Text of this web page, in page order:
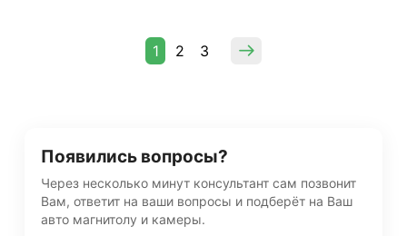
1 2 3
Появились вопросы?
Через несколько минут консультант сам позвонит
Вам, ответит на ваши вопросы и подберёт на Ваш
авто магнитолу и камеры.